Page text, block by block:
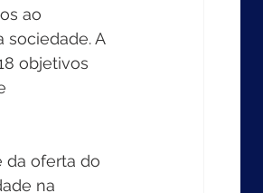
ao
sociedade. A
objetivos
da oferta do
na